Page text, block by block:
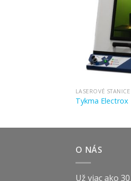
LASEROVÉ STANICE
Tykma Electrox
O NÁS
Už viac ako